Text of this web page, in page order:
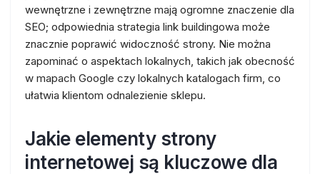
wewnętrzne i zewnętrzne mają ogromne znaczenie dla
SEO; odpowiednia strategia link buildingowa może
znacznie poprawić widoczność strony. Nie można
zapominać o aspektach lokalnych, takich jak obecność
w mapach Google czy lokalnych katalogach firm, co
ułatwia klientom odnalezienie sklepu.
Jakie elementy strony
internetowej są kluczowe dla